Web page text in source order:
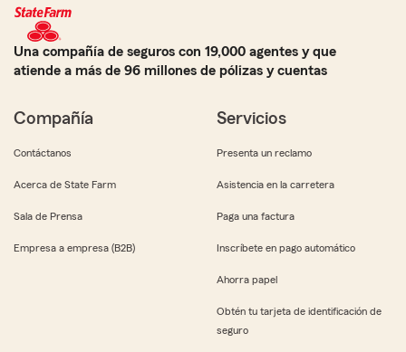
Una compañía de seguros con 19,000 agentes y que
atiende a más de 96 millones de pólizas y cuentas
Compañía
Contáctanos
Acerca de State Farm
Sala de Prensa
Empresa a empresa (B2B)
Servicios
Presenta un reclamo
Asistencia en la carretera
Paga una factura
Inscríbete en pago automático
Ahorra papel
Obtén tu tarjeta de identificación de
seguro